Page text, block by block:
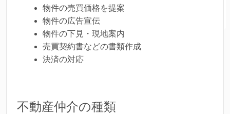
物件の売買価格を提案
物件の広告宣伝
物件の下見・現地案内
売買契約書などの書類作成
決済の対応
不動産仲介の種類